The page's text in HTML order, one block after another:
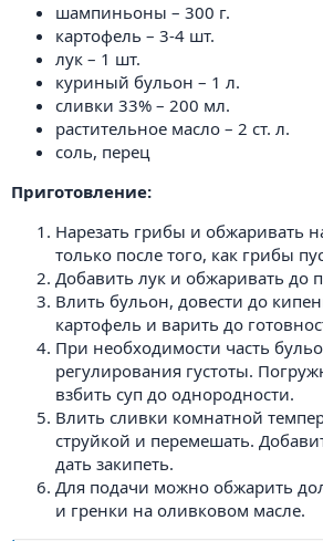
шампиньоны – 300 г.
картофель – 3-4 шт.
лук – 1 шт.
куриный бульон – 1 л.
сливки 33% – 200 мл.
растительное масло – 2 ст. л.
соль, перец
Приготовление:
Нарезать грибы и обжаривать
только после того, как грибы
Добавить лук и обжаривать до
Влить бульон, довести до
картофель и варить до
При необходимости часть
регулирования густоты.
взбить суп до однородности.
Влить сливки комнатной
струйкой и перемешать.
дать закипеть.
Для подачи можно обжарить
и гренки на оливковом масле.